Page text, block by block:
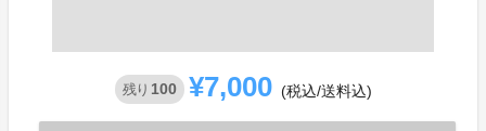
残り 100 ¥7,000 (税込/送料込)